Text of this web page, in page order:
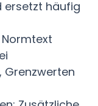
ersetzt häufig
Grenzwerten